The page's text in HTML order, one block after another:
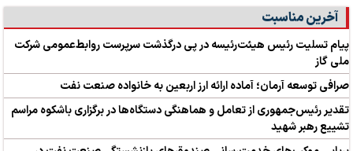
آخرین مناسبت
پیام تسلیت رئیس هیئت‌رئیسه در پی درگذشت سرپرست روابط‌عمومی شرکت
ملی گاز
صرافی توسعه آرمان؛ آماده ارائه ارز اربعین به خانواده صنعت نفت
تقدیر رئیس‌جمهوری از تعامل و هماهنگی دستگاه‌ها در برگزاری باشکوه مراسم
تشییع رهبر شهید